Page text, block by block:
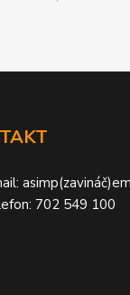
702 549 100